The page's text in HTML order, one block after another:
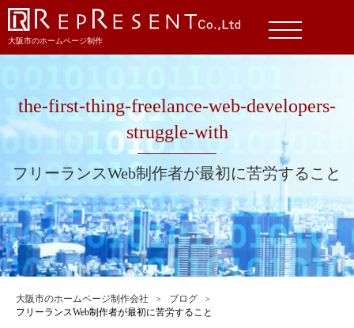
大阪市のホームページ制作
the-first-thing-freelance-web-developers-
struggle-with
フリーランスWeb制作者が最初に苦労すること
大阪市のホームページ制作会社
ブログ
フリーランスWeb制作者が最初に苦労すること